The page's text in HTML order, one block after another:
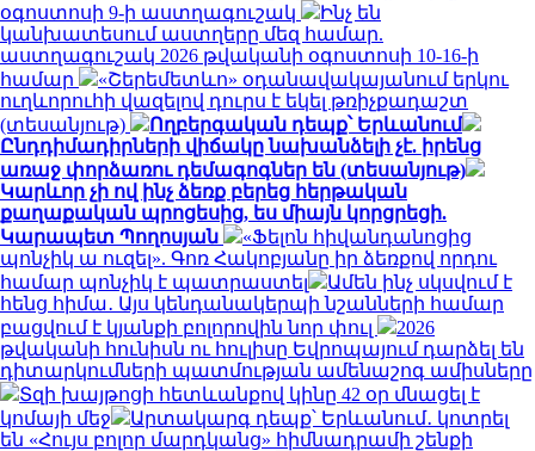
օգոստոսի 9-ի աստղագուշակ
Ինչ են
կանխատեսում աստղերը մեզ համար.
աստղագուշակ 2026 թվականի օգոստոսի 10-16-ի
համար
«Շերեմետևո» օդանավակայանում երկու
ուղևորուհի վազելով դուրս է եկել թռիչքադաշտ
(տեսանյութ)
Ողբերգական դեպք՝ Երևանում
Ընդդիմադիրների վիճակը նախանձելի չէ. իրենց
առաջ փորձառու դեմագոգներ են (տեսանյութ)
Կարևոր չի ով ինչ ձեռք բերեց հերթական
քաղաքական պրոցեսից, ես միայն կորցրեցի.
Կարապետ Պողոսյան
«Ֆելոն հիվանդանոցից
պոնչիկ ա ուզել». Գոռ Հակոբյանը իր ձեռքով որդու
համար պոնչիկ է պատրաստել
Ամեն ինչ սկսվում է
հենց հիմա․ Այս կենդանակերպի նշանների համար
բացվում է կյանքի բոլորովին նոր փուլ
2026
թվականի հունիսն ու հուլիսը Եվրոպայում դարձել են
դիտարկումների պատմության ամենաշոգ ամիսները
Տզի խայթոցի հետևանքով կինը 42 օր մնացել է
կոմայի մեջ
Արտակարգ դեպք՝ Երևանում․ կոտրել
են «Հույս բոլոր մարդկանց» հիմնադրամի շենքի